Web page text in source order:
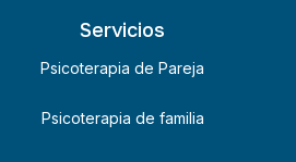
Servicios
Psicoterapia de Pareja
Psicoterapia de familia